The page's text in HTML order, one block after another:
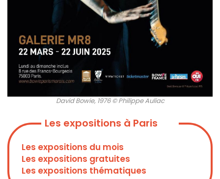
David Bowie, 1976 © Philippe Auliac
Les expositions à Paris
Les expositions du mois
Les expositions gratuites
Les expositions thématiques